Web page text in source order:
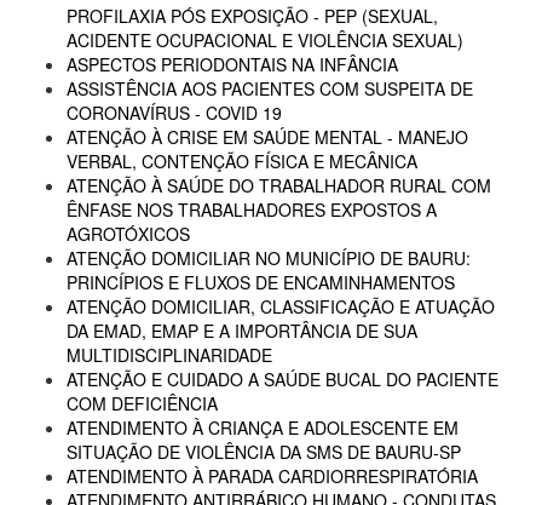
PROFILAXIA PÓS EXPOSIÇÃO - PEP (SEXUAL,
ACIDENTE OCUPACIONAL E VIOLÊNCIA SEXUAL)
ASPECTOS PERIODONTAIS NA INFÂNCIA
ASSISTÊNCIA AOS PACIENTES COM SUSPEITA DE
CORONAVÍRUS - COVID 19
ATENÇÃO À CRISE EM SAÚDE MENTAL - MANEJO
VERBAL, CONTENÇÃO FÍSICA E MECÂNICA
ATENÇÃO À SAÚDE DO TRABALHADOR RURAL COM
ÊNFASE NOS TRABALHADORES EXPOSTOS A
AGROTÓXICOS
ATENÇÃO DOMICILIAR NO MUNICÍPIO DE BAURU:
PRINCÍPIOS E FLUXOS DE ENCAMINHAMENTOS
ATENÇÃO DOMICILIAR, CLASSIFICAÇÃO E ATUAÇÃO
DA EMAD, EMAP E A IMPORTÂNCIA DE SUA
MULTIDISCIPLINARIDADE
ATENÇÃO E CUIDADO A SAÚDE BUCAL DO PACIENTE
COM DEFICIÊNCIA
ATENDIMENTO À CRIANÇA E ADOLESCENTE EM
SITUAÇÃO DE VIOLÊNCIA DA SMS DE BAURU-SP
ATENDIMENTO À PARADA CARDIORRESPIRATÓRIA
ATENDIMENTO ANTIRRÁBICO HUMANO - CONDUTAS